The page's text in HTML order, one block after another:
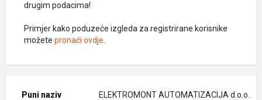
drugim podacima!
Primjer kako poduzeće izgleda za registrirane korisnike
možete pronaći ovdje
Puni naziv
ELEKTROMONT AUTOMATIZACIJA d.o.o.